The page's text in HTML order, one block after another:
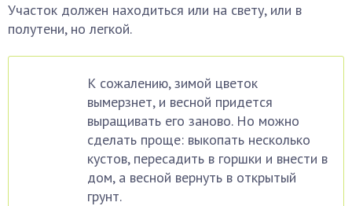
Участок должен находиться или на свету, или в
полутени, но легкой.
К сожалению, зимой цветок
вымерзнет, и весной придется
выращивать его заново. Но можно
сделать проще: выкопать несколько
кустов, пересадить в горшки и внести в
дом, а весной вернуть в открытый
грунт.